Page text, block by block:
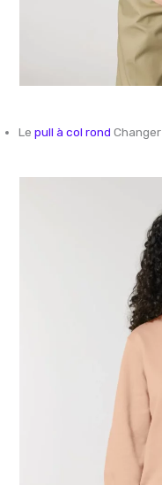
Lepull à col rond